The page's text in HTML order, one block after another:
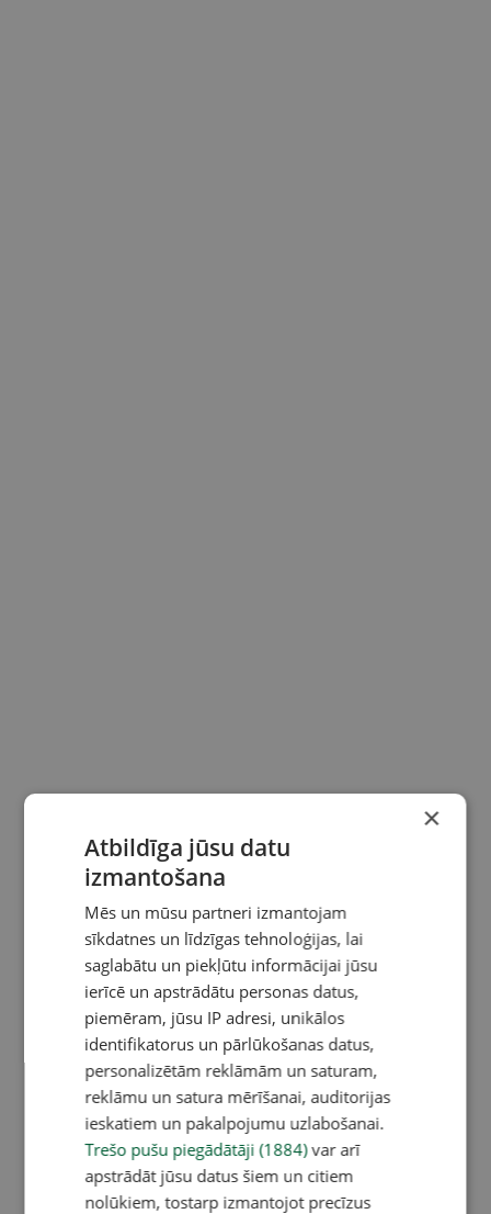
×
Atbildīga jūsu datu
izmantošana
Mēs un mūsu partneri izmantojam
sīkdatnes un līdzīgas tehnoloģijas, lai
saglabātu un piekļūtu informācijai jūsu
ierīcē un apstrādātu personas datus,
piemēram, jūsu IP adresi, unikālos
identifikatorus un pārlūkošanas datus,
personalizētām reklāmām un saturam,
reklāmu un satura mērīšanai, auditorijas
ieskatiem un pakalpojumu uzlabošanai.
Trešo pušu piegādātāji (1884)var arī
apstrādāt jūsu datus šiem un citiem
nolūkiem, tostarp izmantojot precīzus